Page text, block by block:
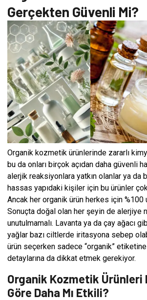
Gerçekten Güvenli Mi?
Organik kozmetik ürünlerinde zararlı
bu da onları birçok açıdan daha güvenli
alerjik reaksiyonlara yatkın olanlar ya da
hassas yapıdaki kişiler için bu ürünler
Ancak her organik ürün herkes için %100
Sonuçta doğal olan her şeyin de alerjiye
unutulmamalı. Lavanta ya da çay ağacı
yağlar bazı ciltlerde iritasyona sebep
ürün seçerken sadece “organik”
detaylarına da dikkat etmek gerekiyor.
Organik Kozmetik Ürünleri
Göre Daha Mı Etkili?